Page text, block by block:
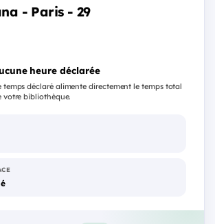
- Paris - 29
heure déclarée
temps déclaré alimente directement le temps total
votre bibliothèque.